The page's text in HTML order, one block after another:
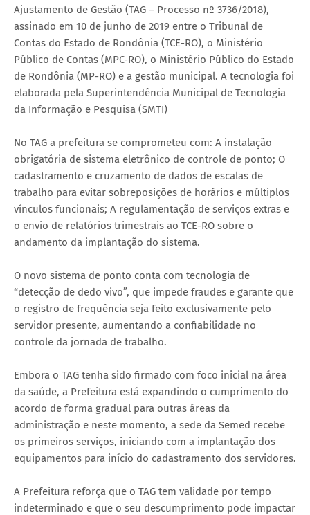
Ajustamento de Gestão (TAG – Processo nº 3736/2018),
assinado em 10 de junho de 2019 entre o Tribunal de
Contas do Estado de Rondônia (TCE-RO), o Ministério
Público de Contas (MPC-RO), o Ministério Público do Estado
de Rondônia (MP-RO) e a gestão municipal. A tecnologia foi
elaborada pela Superintendência Municipal de Tecnologia
da Informação e Pesquisa (SMTI)
No TAG a prefeitura se comprometeu com: A instalação
obrigatória de sistema eletrônico de controle de ponto; O
cadastramento e cruzamento de dados de escalas de
trabalho para evitar sobreposições de horários e múltiplos
vínculos funcionais; A regulamentação de serviços extras e
o envio de relatórios trimestrais ao TCE-RO sobre o
andamento da implantação do sistema.
O novo sistema de ponto conta com tecnologia de
“detecção de dedo vivo”, que impede fraudes e garante que
o registro de frequência seja feito exclusivamente pelo
servidor presente, aumentando a confiabilidade no
controle da jornada de trabalho.
Embora o TAG tenha sido firmado com foco inicial na área
da saúde, a Prefeitura está expandindo o cumprimento do
acordo de forma gradual para outras áreas da
administração e neste momento, a sede da Semed recebe
os primeiros serviços, iniciando com a implantação dos
equipamentos para início do cadastramento dos servidores.
A Prefeitura reforça que o TAG tem validade por tempo
indeterminado e que o seu descumprimento pode impactar